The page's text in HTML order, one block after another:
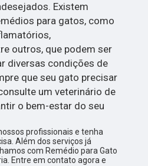
Existem
para gatos, como
outros, que podem ser
diversas condições de
que seu gato precisar
um veterinário de
o bem-estar do seu
profissionais e tenha
Além dos serviços já
com Remédio para Gato
Entre em contato agora e